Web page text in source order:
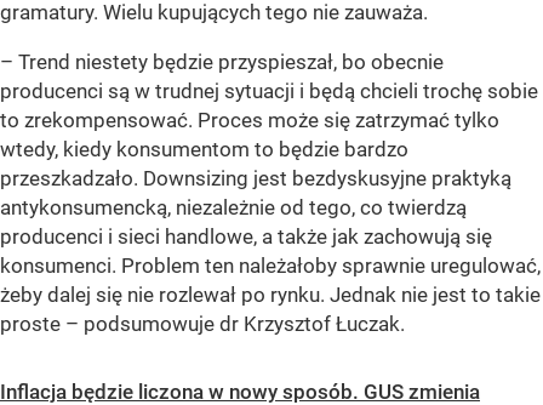
gramatury. Wielu kupujących tego nie zauważa.
– Trend niestety będzie przyspieszał, bo obecnie
producenci są w trudnej sytuacji i będą chcieli trochę sobie
to zrekompensować. Proces może się zatrzymać tylko
wtedy, kiedy konsumentom to będzie bardzo
przeszkadzało. Downsizing jest bezdyskusyjne praktyką
antykonsumencką, niezależnie od tego, co twierdzą
producenci i sieci handlowe, a także jak zachowują się
konsumenci. Problem ten należałoby sprawnie uregulować,
żeby dalej się nie rozlewał po rynku. Jednak nie jest to takie
proste – podsumowuje dr Krzysztof Łuczak.
Inflacja będzie liczona w nowy sposób. GUS zmienia